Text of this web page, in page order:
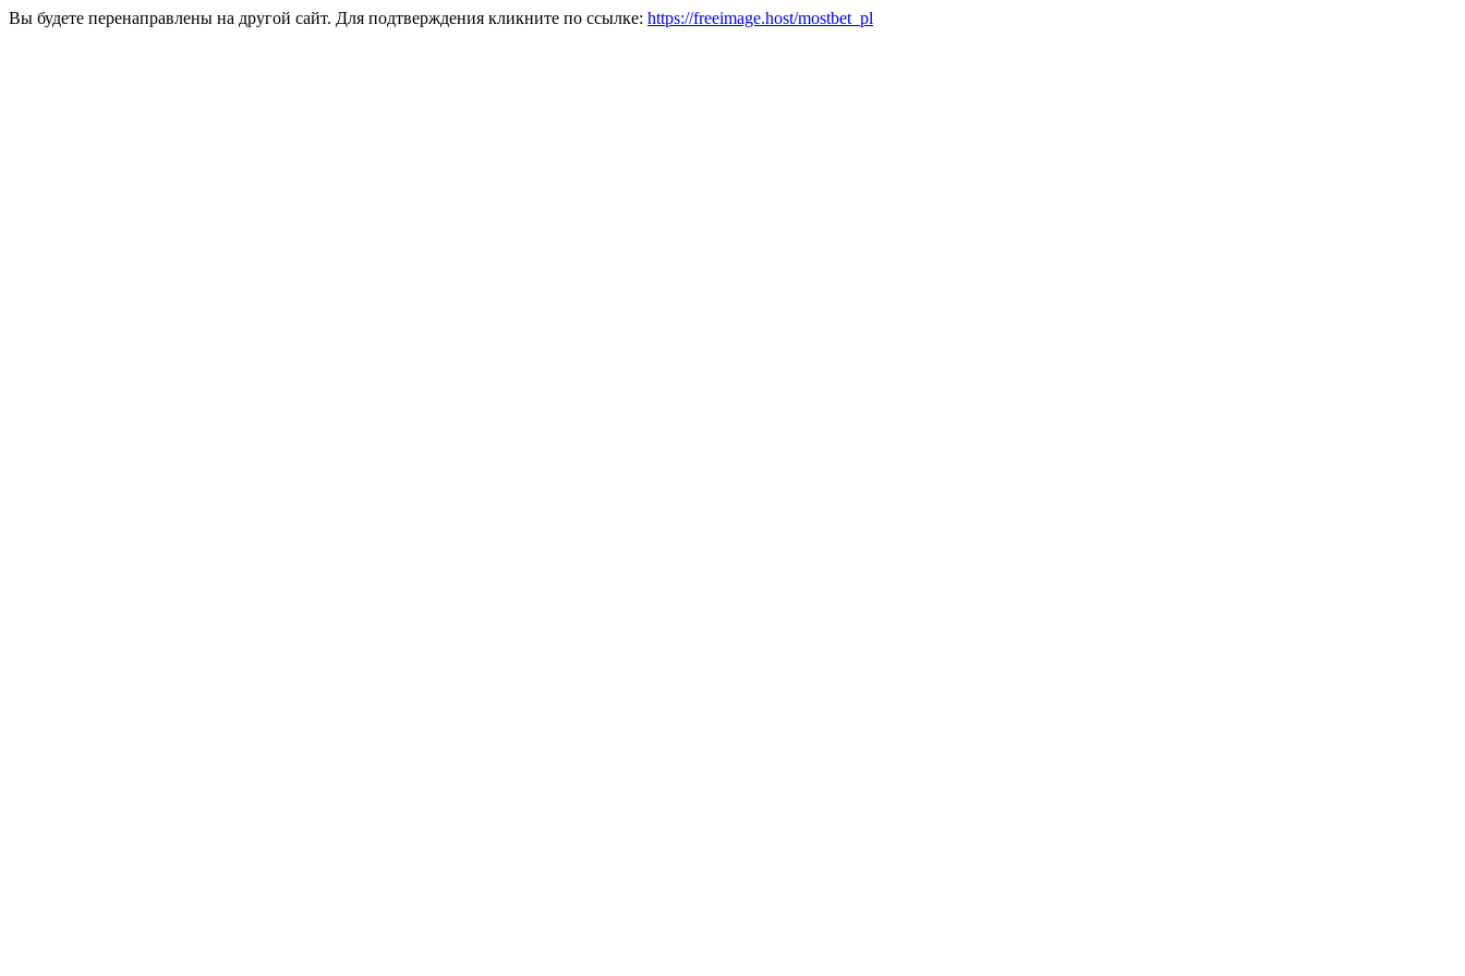
Вы будете перенаправлены на другой сайт. Для подтверждения кликните по ссылке: https://freeimage.host/mostbet_pl